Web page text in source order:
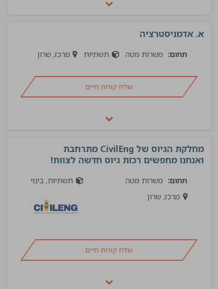
א. אדמניסטרציה
תחום: משרות מטה תשתיות מרכז, שרון
שלח קורות חיים
מחלקת הגיוס של CivilEng מתרחבת
ואנחנו מחפשים רכזת גיוס חדשה לצוות!
תחום: משרות מטה
תשתיות, בינוי
מרכז, שרון
שלח קורות חיים